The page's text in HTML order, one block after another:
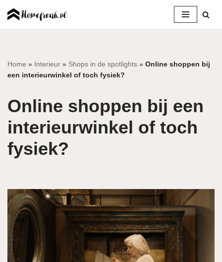
inhoud
Home » Interieur » Shops in de spotlights » Online shoppen bij
een interieurwinkel of toch fysiek?
Online shoppen bij een
interieurwinkel of toch
fysiek?